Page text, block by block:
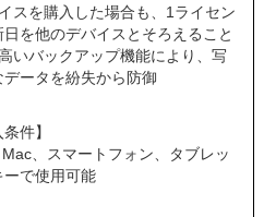
スを購入した場合も、1ライセン
を他のデバイスとそろえること
いバックアップ機能により、写
ータを紛失から防御
件】
、スマートフォン、タブレッ
ーで使用可能